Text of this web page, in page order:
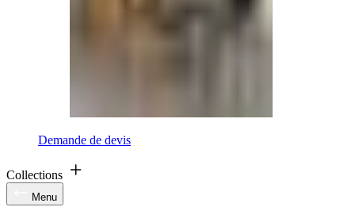
Demande de devis
Collections
Menu